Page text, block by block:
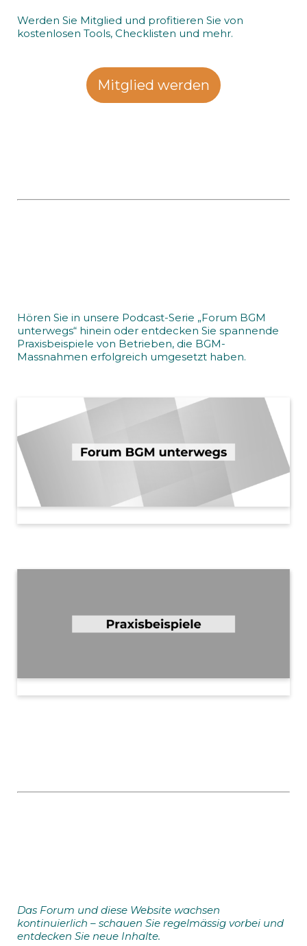
Werden Sie Mitglied und profitieren Sie von
kostenlosen Tools, Checklisten und mehr.
Mitglied werden
Hören Sie in unsere Podcast-Serie „Forum BGM
unterwegs“ hinein oder entdecken Sie spannende
Praxisbeispiele von Betrieben, die BGM-
Massnahmen erfolgreich umgesetzt haben.
Das Forum und diese Website wachsen
kontinuierlich – schauen Sie regelmässig vorbei und
entdecken Sie neue Inhalte.